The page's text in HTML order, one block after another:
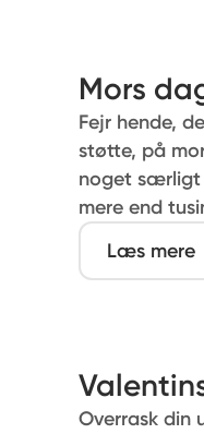
Mors
Fejr hende,
støtte, på
noget særligt
mere end
Læs mere
Overrask din